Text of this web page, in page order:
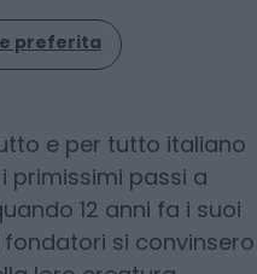
preferita
e per tutto italiano
primissimi passi a
12 anni fa i suoi
si convinsero